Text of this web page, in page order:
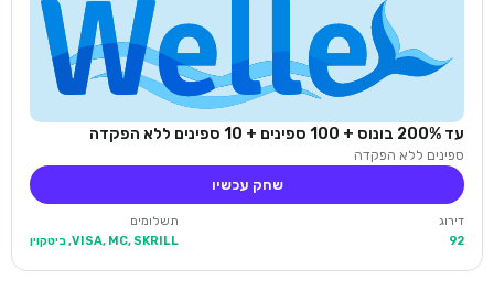
עד 200% בונוס + 100 ספינים + 10 ספינים ללא הפקדה
ספינים ללא הפקדה
שחק עכשיו
דירוג
92
תשלומים
VISA, MC, SKRILL, ביטקוין